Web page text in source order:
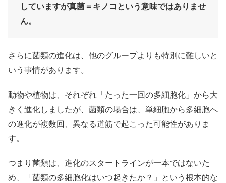
していますが真菌＝キノコという意味ではありませ
ん。
さらに菌類の進化は、他のグループよりも特別に難しいと
いう事情があります。
動物や植物は、それぞれ「たった一回の多細胞化」から大
きく進化しましたが、菌類の場合は、単細胞から多細胞へ
の進化が複数回、異なる道筋で起こった可能性がありま
す。
つまり菌類は、進化のスタートラインが一本ではないた
め、「菌類の多細胞化はいつ起きたか？」という根本的な